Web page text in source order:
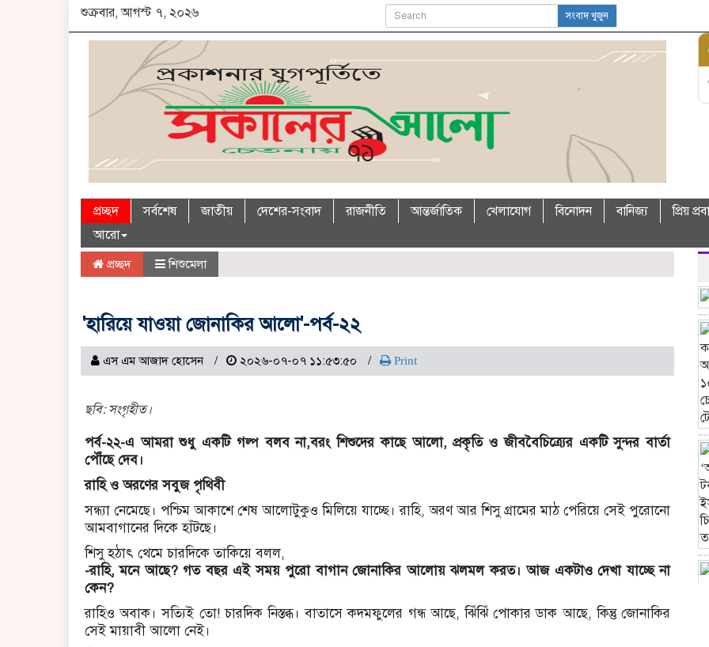
শুক্রবার, আগস্ট ৭, ২০২৬ সংবাদ খুজুন
প্রচ্ছদ সর্বশেষ জাতীয় দেশের-সংবাদ রাজনীতি আন্তর্জাতিক খেলাযোগ বিনোদন বানিজ্য প্রিয়
আরো
প্রচ্ছদ শিশুমেলা
'হারিয়ে যাওয়া জোনাকির আলো'-পর্ব-২২
এস এম আজাদ হোসেন ২০২৬-০৭-০৭ ১১:৫৩:৫০ Print
ছবি: সংগৃহীত।
পর্ব-২২-এ আমরা শুধু একটি গল্প বলব না,বরং শিশুদের কাছে আলো, প্রকৃতি ও জীববৈচিত্র্যের একটি সুন্দর বার্তা
পৌঁছে দেব।
রাহি ও অরণের সবুজ পৃথিবী
সন্ধ্যা নেমেছে। পশ্চিম আকাশে শেষ আলোটুকুও মিলিয়ে যাচ্ছে। রাহি, অরণ আর শিসু গ্রামের মাঠ পেরিয়ে সেই পুরোনো
আমবাগানের দিকে হাঁটছে।
শিসু হঠাৎ থেমে চারদিকে তাকিয়ে বলল,
-রাহি, মনে আছে? গত বছর এই সময় পুরো বাগান জোনাকির আলোয় ঝলমল করত। আজ একটাও দেখা যাচ্ছে না
কেন?
রাহিও অবাক। সত্যিই তো! চারদিক নিস্তব্ধ। বাতাসে কদমফুলের গন্ধ আছে, ঝিঁঝিঁ পোকার ডাক আছে, কিন্তু জোনাকির
সেই মায়াবী আলো নেই।